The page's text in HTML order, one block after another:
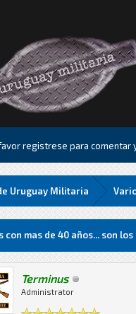
registrese para comentar
Uruguay Militaria
con mas de 40 años... son
Terminus
Administrator